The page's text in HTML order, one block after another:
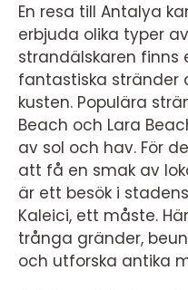
En resa till Antalya
erbjuda olika typer
strandälskaren
fantastiska stränder
kusten. Populära
Beach och Lara
av sol och hav. För
att få en smak av
är ett besök i
Kaleici, ett måste.
trånga gränder,
och utforska antika